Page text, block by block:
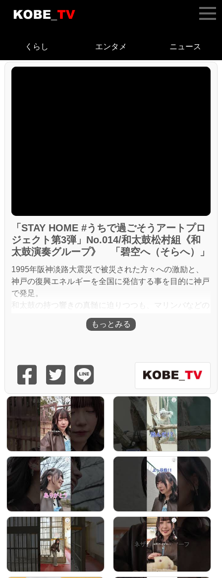
くらし エンタメ ニュース
「STAY HOME #うちで過ごそうアートプロ
ジェクト第3弾」No.014/和太鼓松村組《和
太鼓演奏グループ》 「碧空へ（そらへ）」
1995年阪神淡路大震災で被災された方々への激励と、
神戸の復興エネルギーを全国に発信する事を目的に神戸
で発足。
和太鼓の持つ響きの真髄に迫りつつも、マリンバなどの
民族楽器等との融合を図り独自のサウンドを追求してい
トを展開し、各地で高い評価を受けている。
サッカーワールドカップやラグビーワールドカップでの
記念演奏や、国内外でのイベント、式典出演やTVのテ
ーマ曲も手掛けている。また、ジャズやクラシック等、
様々な国の民俗音楽や舞踊とのコラボレートを精力的に
行い、その活動の幅は常に広がり続けている。
「和と世界の交響音楽」をコンセプトに世界のあらゆる
ジャンルとの融合による和太鼓音楽は、他に例の無い独
自のスタイルとして確立されている。